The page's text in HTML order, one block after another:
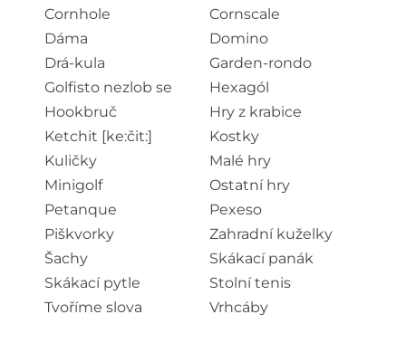
Cornhole
Cornscale
Dáma
Domino
Drá-kula
Garden-rondo
Golfisto nezlob se
Hexagól
Hookbruč
Hry z krabice
Ketchit [ke:čit:]
Kostky
Kuličky
Malé hry
Minigolf
Ostatní hry
Petanque
Pexeso
Piškvorky
Zahradní kuželky
Šachy
Skákací panák
Skákací pytle
Stolní tenis
Tvoříme slova
Vrhcáby